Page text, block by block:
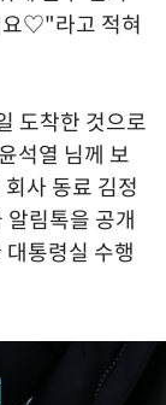
요♡"라고 적혀
도착한 것으로
석열 님께 보
사 동료 김정
림톡을 공개
통령실 수행